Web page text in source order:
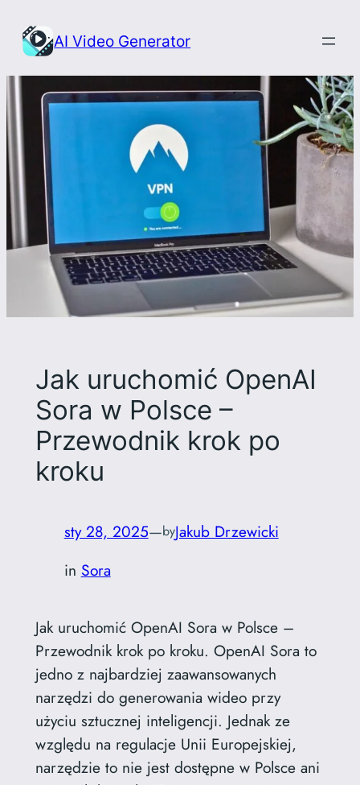
treści
AI Video Generator
Jak uruchomić OpenAI
Sora w Polsce –
Przewodnik krok po
kroku
sty 28, 2025—byJakub Drzewicki
in Sora
Jak uruchomić OpenAI Sora w Polsce –
Przewodnik krok po kroku. OpenAI Sora to
jedno z najbardziej zaawansowanych
narzędzi do generowania wideo przy
użyciu sztucznej inteligencji. Jednak ze
względu na regulacje Unii Europejskiej,
narzędzie to nie jest dostępne w Polsce ani